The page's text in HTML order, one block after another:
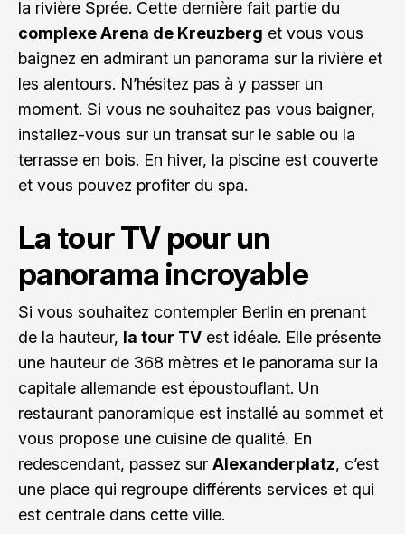
la rivière Sprée. Cette dernière fait partie du
complexe Arena de Kreuzberg et vous vous
baignez en admirant un panorama sur la rivière et
les alentours. N’hésitez pas à y passer un
moment. Si vous ne souhaitez pas vous baigner,
installez-vous sur un transat sur le sable ou la
terrasse en bois. En hiver, la piscine est couverte
et vous pouvez profiter du spa.
La tour TV pour un
panorama incroyable
Si vous souhaitez contempler Berlin en prenant
de la hauteur, la tour TV est idéale. Elle présente
une hauteur de 368 mètres et le panorama sur la
capitale allemande est époustouflant. Un
restaurant panoramique est installé au sommet et
vous propose une cuisine de qualité. En
redescendant, passez sur Alexanderplatz, c’est
une place qui regroupe différents services et qui
est centrale dans cette ville.